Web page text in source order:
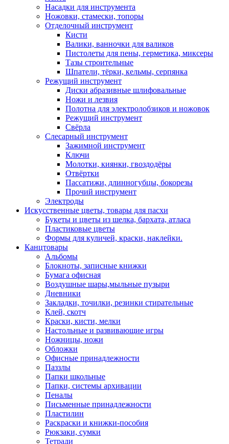
Насадки для инструмента
Ножовки, стамески, топоры
Отделочный инструмент
Кисти
Валики, ванночки для валиков
Пистолеты для пены, герметика, миксеры
Тазы строительные
Шпатели, тёрки, кельмы, серпянка
Режущий инструмент
Диски абразивные шлифовальные
Ножи и лезвия
Полотна для электролобзиков и ножовок
Режущий инструмент
Свёрла
Слесарный инструмент
Зажимной инструмент
Ключи
Молотки, киянки, гвоздодёры
Отвёртки
Пассатижи, длинногубцы, бокорезы
Прочий инструмент
Электроды
Искусственные цветы, товары для пасхи
Букеты и цветы из шелка, бархата, атласа
Пластиковые цветы
Формы для куличей, краски, наклейки.
Канцтовары
Альбомы
Блокноты, записные книжки
Бумага офисная
Воздушные шары,мыльные пузыри
Дневники
Закладки, точилки, резинки стирательные
Клей, скотч
Краски, кисти, мелки
Настольные и развивающие игры
Ножницы, ножи
Обложки
Офисные принадлежности
Паззлы
Папки школьные
Папки, системы архивации
Пеналы
Письменные принадлежности
Пластилин
Раскраски и книжки-пособия
Рюкзаки, сумки
Тетради